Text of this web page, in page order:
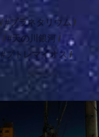
プラネタリウム
天の川銀河
プトレマイオス